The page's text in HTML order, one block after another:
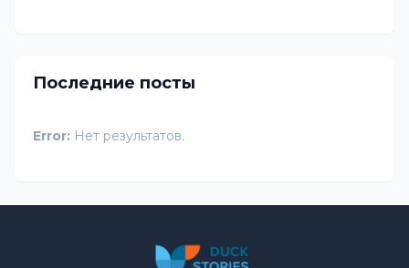
Последние посты
Error: Нет результатов.